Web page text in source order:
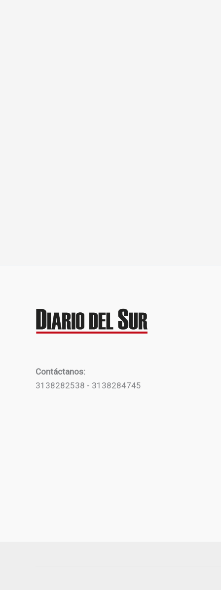
Contáctanos:
3138282538 - 3138284745